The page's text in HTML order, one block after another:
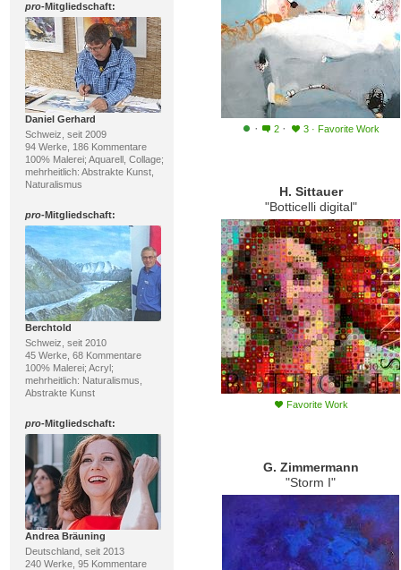
pro-Mitgliedschaft:
Daniel Gerhard
Schweiz, seit 2009
94 Werke, 186 Kommentare
100% Malerei; Aquarell, Collage;
mehrheitlich: Abstrakte Kunst,
Naturalismus
pro-Mitgliedschaft:
Berchtold
Schweiz, seit 2010
45 Werke, 68 Kommentare
100% Malerei; Acryl;
mehrheitlich: Naturalismus,
Abstrakte Kunst
pro-Mitgliedschaft:
Andrea Bräuning
Deutschland, seit 2013
240 Werke, 95 Kommentare
· 2 · 3 · Favorite Work
H. Sittauer
"Botticelli digital"
Favorite Work
G. Zimmermann
"Storm I"